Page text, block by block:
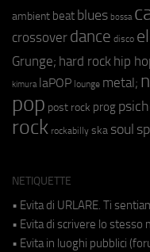
ambient beat blues bossa
crossover dance disco
Grunge; hard rock hip
kimura laPOP lounge metal;
pop post rock prog
rock rockabilly ska soul
NETIQUETTE
• Evita di URLARE. Ti
• Evita di scrivere lo stesso
• Evita in luoghi pubblici